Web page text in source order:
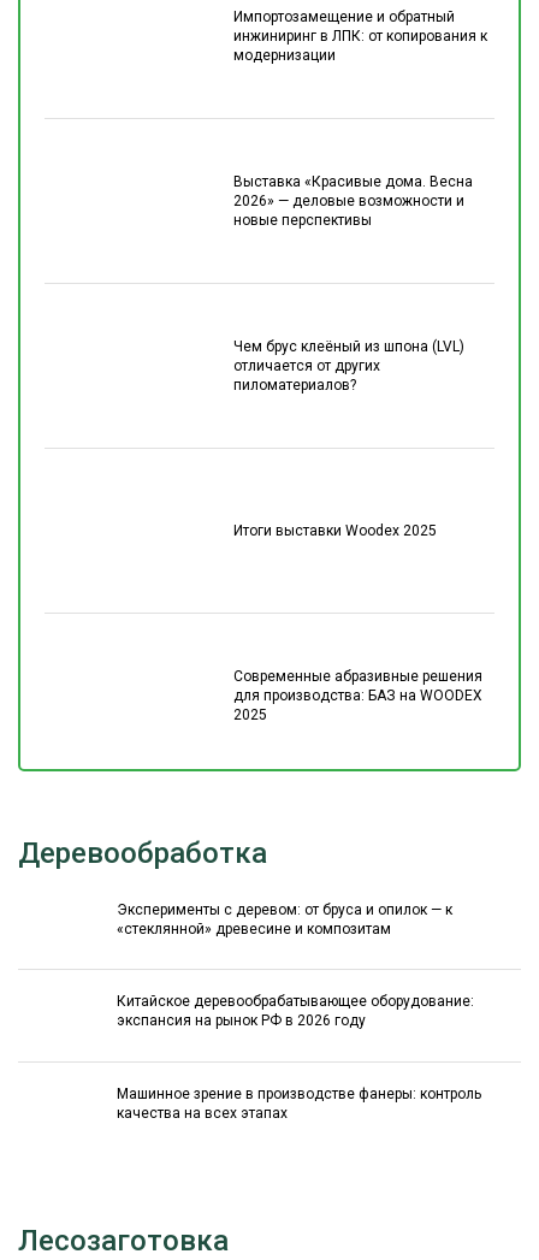
Импортозамещение и обратный
инжиниринг в ЛПК: от копирования к
модернизации
Выставка «Красивые дома. Весна
2026» — деловые возможности и
новые перспективы
Чем брус клеёный из шпона (LVL)
отличается от других
пиломатериалов?
Итоги выставки Woodex 2025
Современные абразивные решения
для производства: БАЗ на WOODEX
2025
Деревообработка
Эксперименты с деревом: от бруса и опилок — к
«стеклянной» древесине и композитам
Китайское деревообрабатывающее оборудование:
экспансия на рынок РФ в 2026 году
Машинное зрение в производстве фанеры: контроль
качества на всех этапах
Лесозаготовка